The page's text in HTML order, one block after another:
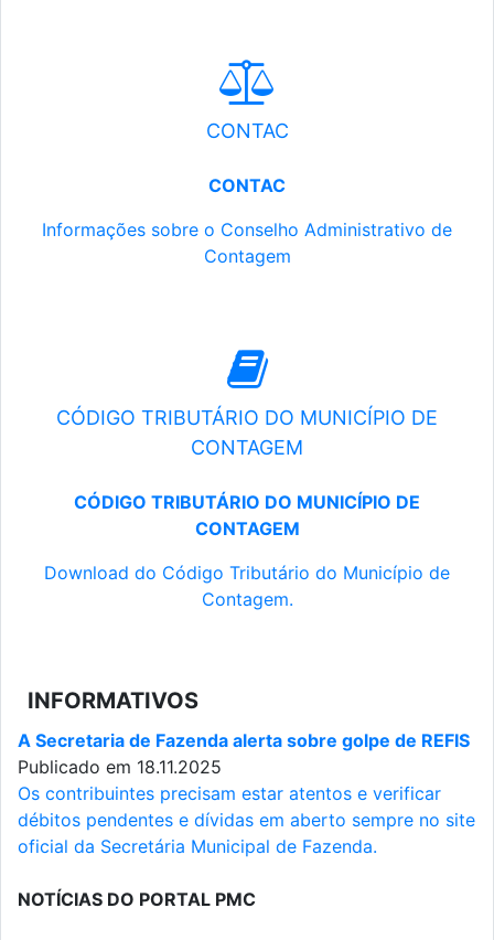
CONTAC
CONTAC
Informações sobre o Conselho Administrativo de
Contagem
CÓDIGO TRIBUTÁRIO DO MUNICÍPIO DE
CONTAGEM
CÓDIGO TRIBUTÁRIO DO MUNICÍPIO DE
CONTAGEM
Download do Código Tributário do Município de
Contagem.
INFORMATIVOS
A Secretaria de Fazenda alerta sobre golpe de REFIS
Publicado em 18.11.2025
Os contribuintes precisam estar atentos e verificar
débitos pendentes e dívidas em aberto sempre no site
oficial da Secretária Municipal de Fazenda.
NOTÍCIAS DO PORTAL PMC